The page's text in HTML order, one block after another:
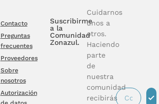
Contacto
Preguntas
frecuentes
Proveedores
Sobre
nosotros
Autorización
Suscribirme
a la
Comunidad
Zonazul.
Cuidarnos
unos a
otros.
Haciendo
parte
de
nuestra
comunidad
recibirás